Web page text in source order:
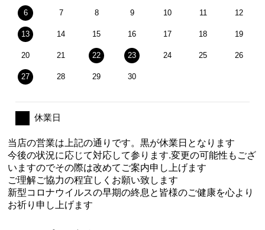
6 7 8 9 10 11 12
13 14 15 16 17 18 19
20 21 22 23 24 25 26
27 28 29 30
休業日
当店の営業は上記の通りです。黒が休業日となります
今後の状況に応じて対応して参ります.変更の可能性もござ
いますのでその際は改めてご案内申し上げます
ご理解ご協力の程宜しくお願い致します
新型コロナウイルスの早期の終息と皆様のご健康を心より
お祈り申し上げます